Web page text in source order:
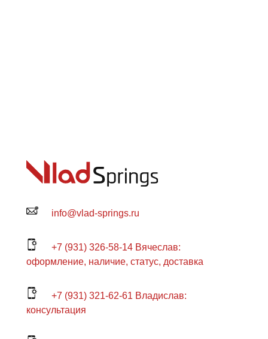
info@vlad-springs.ru
+7 (931) 326-58-14 Вячеслав:
оформление, наличие, статус, доставка
+7 (931) 321-62-61 Владислав:
консультация